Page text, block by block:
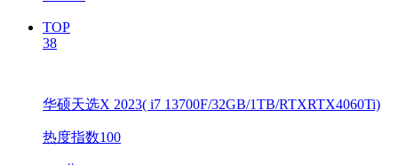
TOP
38
华硕天选X 2023( i7 13700F/32GB/1TB/RTXRTX4060Ti)
热度指数100